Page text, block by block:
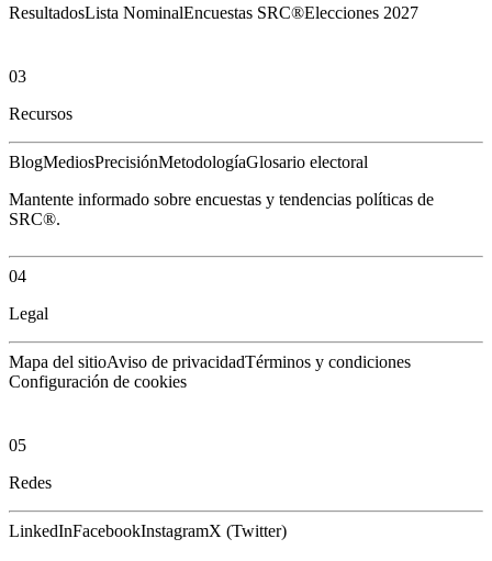
ResultadosLista NominalEncuestas SRC®Elecciones 2027
03
Recursos
BlogMediosPrecisiónMetodologíaGlosario electoral
Mantente informado sobre encuestas y tendencias políticas de
SRC®.
04
Legal
Mapa del sitioAviso de privacidadTérminos y condiciones
Configuración de cookies
05
Redes
LinkedInFacebookInstagramX (Twitter)